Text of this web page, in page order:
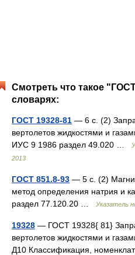
Смотреть что такое
словарях:
ГОСТ 19328-81 — 6 с. (2)
вертолетов жидкостями и
ИУС 9 1986 раздел 49.020 …
2013
ГОСТ 851.8-93 — 5 с. (2)
метод определения натрия и
раздел 77.120.20 …
Указатель
19328 — ГОСТ 19328{ 81}
вертолетов жидкостями и
Д10 Классификация,